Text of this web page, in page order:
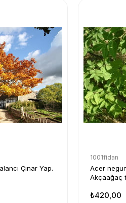
Çınar Yap.
1001fidan
Acer
Akçaağaç
₺420,00